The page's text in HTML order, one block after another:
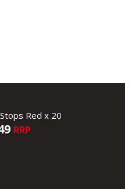
Red x 20
RRP